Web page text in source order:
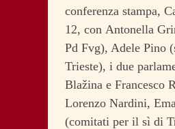
conferenza stampa,
12, con Antonella
Pd Fvg), Adele Pino
Trieste), i due
Blažina e Francesco
Lorenzo Nardini,
(comitati per il sì di